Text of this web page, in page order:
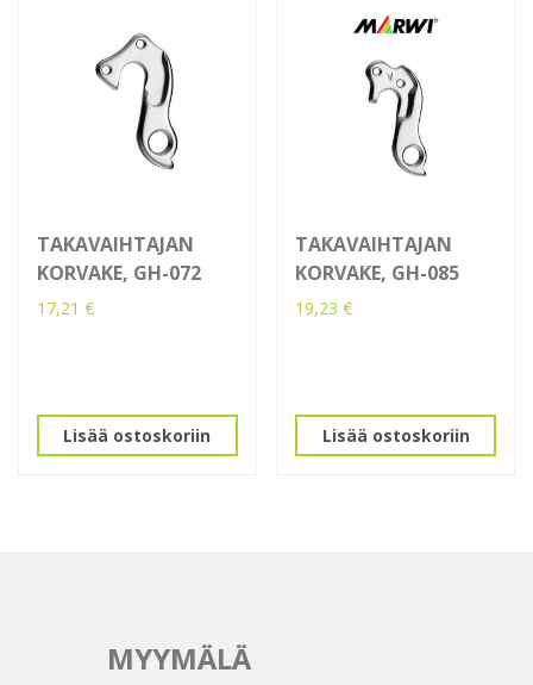
TAKAVAIHTAJAN
KORVAKE, GH-072
17,21 €
Lisää ostoskoriin
TAKAVAIHTAJAN
KORVAKE, GH-085
19,23€
Lisää ostoskoriin
MYYMÄLÄ